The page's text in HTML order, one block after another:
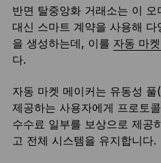
반면 탈중앙화 거래소는 이
대신 스마트 계약을 사용해
을 생성하는데, 이를 자동 마
다.
자동 마켓 메이커는 유동성
제공하는 사용자에게 프로토
수수료 일부를 보상으로 제공
고 전체 시스템을 유지합니다.